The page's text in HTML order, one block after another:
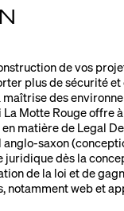
de vos
plus de sécurité et
des
Motte Rouge offre
matière de Legal
saxon
dès la
de la loi et de
notamment web et